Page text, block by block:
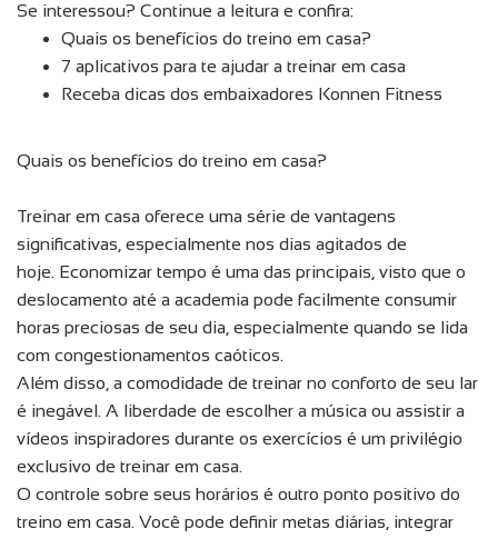
Se interessou? Continue a leitura e confira:
Quais os benefícios do treino em casa?
7 aplicativos para te ajudar a treinar em casa
Receba dicas dos embaixadores Konnen Fitness
Quais os benefícios do treino em casa?
Treinar em casa oferece uma série de vantagens
significativas, especialmente nos dias agitados de
hoje. Economizar tempo é uma das principais, visto que o
deslocamento até a academia pode facilmente consumir
horas preciosas de seu dia, especialmente quando se lida
com congestionamentos caóticos.
Além disso, a comodidade de treinar no conforto de seu lar
é inegável. A liberdade de escolher a música ou assistir a
vídeos inspiradores durante os exercícios é um privilégio
exclusivo de treinar em casa.
O controle sobre seus horários é outro ponto positivo do
treino em casa. Você pode definir metas diárias, integrar